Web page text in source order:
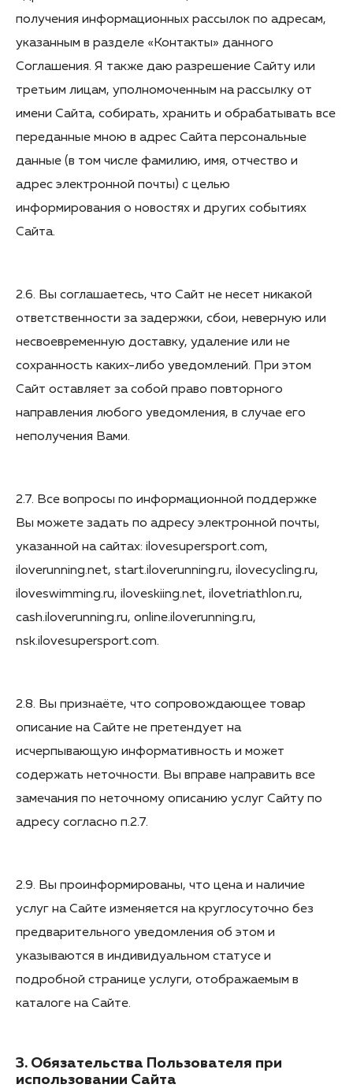
получения информационных рассылок по адресам,
указанным в разделе «Контакты» данного
Соглашения. Я также даю разрешение Сайту или
третьим лицам, уполномоченным на рассылку от
имени Сайта, собирать, хранить и обрабатывать все
переданные мною в адрес Сайта персональные
данные (в том числе фамилию, имя, отчество и
адрес электронной почты) с целью
информирования о новостях и других событиях
Сайта.
2.6. Вы соглашаетесь, что Сайт не несет никакой
ответственности за задержки, сбои, неверную или
несвоевременную доставку, удаление или не
сохранность каких-либо уведомлений. При этом
Сайт оставляет за собой право повторного
направления любого уведомления, в случае его
неполучения Вами.
2.7. Все вопросы по информационной поддержке
Вы можете задать по адресу электронной почты,
указанной на сайтах: ilovesupersport.com,
iloverunning.net, start.iloverunning.ru, ilovecycling.ru,
iloveswimming.ru, iloveskiing.net, ilovetriathlon.ru,
cash.iloverunning.ru, online.iloverunning.ru,
nsk.ilovesupersport.com.
2.8. Вы признаёте, что сопровождающее товар
описание на Сайте не претендует на
исчерпывающую информативность и может
содержать неточности. Вы вправе направить все
замечания по неточному описанию услуг Сайту по
адресу согласно п.2.7.
2.9. Вы проинформированы, что цена и наличие
услуг на Сайте изменяется на круглосуточно без
предварительного уведомления об этом и
указываются в индивидуальном статусе и
подробной странице услуги, отображаемым в
каталоге на Сайте.
3. Обязательства Пользователя при
использовании Сайта